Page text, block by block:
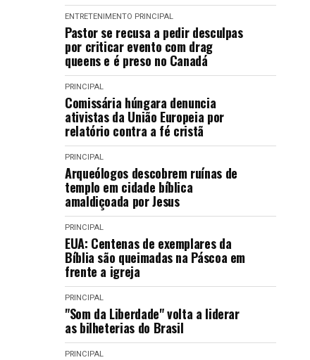
ENTRETENIMENTO PRINCIPAL
Pastor se recusa a pedir desculpas
por criticar evento com drag
queens e é preso no Canadá
PRINCIPAL
Comissária húngara denuncia
ativistas da União Europeia por
relatório contra a fé cristã
PRINCIPAL
Arqueólogos descobrem ruínas de
templo em cidade bíblica
amaldiçoada por Jesus
PRINCIPAL
EUA: Centenas de exemplares da
Bíblia são queimadas na Páscoa em
frente a igreja
PRINCIPAL
"Som da Liberdade" volta a liderar
as bilheterias do Brasil
PRINCIPAL